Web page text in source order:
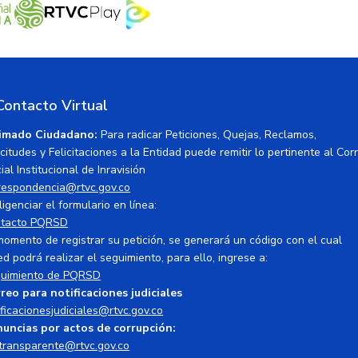
Virtual
Ciudadano: Para radicar Peticiones, Quejas, Reclamos,
y Felicitaciones a la Entidad puede remitir lo pertinente al
Institucional de Inravisión
el formulario en línea:
PQRSD
de registrar su petición, se generará un código con el cual
podrá realizar el seguimiento, para ello, ingrese a:
de PQRSD
para notificaciones judiciales
por actos de corrupción: